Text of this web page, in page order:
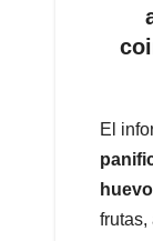
El
frutas,